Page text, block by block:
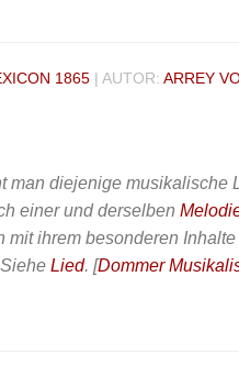
1865 | AUTOR: ARREY
man diejenige musikalische
einer und derselben
mit ihrem besonderen Inhalte
Lied. [Dommer